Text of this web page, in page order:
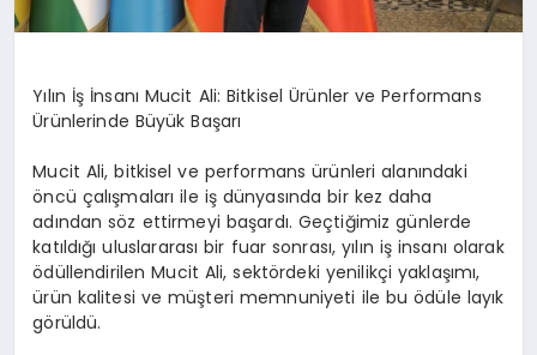
Yılın İş İnsanı Mucit Ali: Bitkisel Ürünler ve Performans
Ürünlerinde Büyük Başarı
Mucit Ali, bitkisel ve performans ürünleri alanındaki
öncü çalışmaları ile iş dünyasında bir kez daha
adından söz ettirmeyi başardı. Geçtiğimiz günlerde
katıldığı uluslararası bir fuar sonrası, yılın iş insanı olarak
ödüllendirilen Mucit Ali, sektördeki yenilikçi yaklaşımı,
ürün kalitesi ve müşteri memnuniyeti ile bu ödüle layık
görüldü.